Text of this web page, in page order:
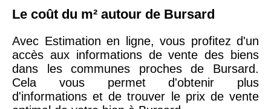
18ème
arrondissement
10 114 € 11 322 €
75020 -
Paris
20ème
9 623 € 11 141 €
Le coût du m² autour de Bursard
Avec Estimation en ligne, vous profitez d'un
accès aux informations de vente des biens
dans les communes proches de Bursard.
Cela vous permet d'obtenir plus
d'informations et de trouver le prix de vente